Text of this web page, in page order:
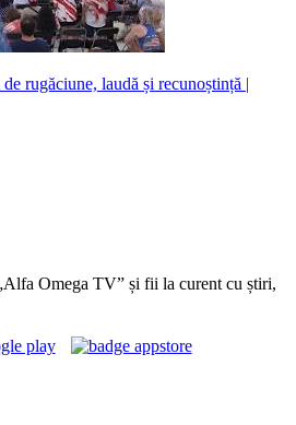
rugăciune, laudă și recunoștință |
Omega TV” și fii la curent cu știri,